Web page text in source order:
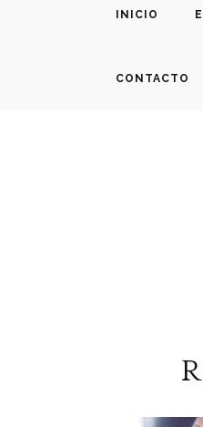
INICIO
CONTACTO